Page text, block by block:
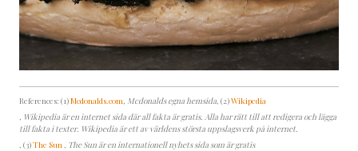
References: (1)Mcdonalds.com, Mcdonalds egna hemsida, (2)Wikipedia
, Wikipedia är en internet sida där all fakta är gratis. Alla har rätt till att redigera och lägga
till fakta i texter. Wikipedia är ett av världens största uppslagsverk på internet.
, (3)The Sun , The Sun är en internationell nyhets sida som är gratis